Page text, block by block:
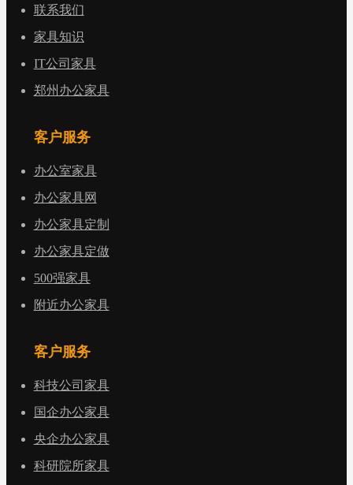
联系我们
家具知识
IT公司家具
郑州办公家具
客户服务
办公室家具
办公家具网
办公家具定制
办公家具定做
500强家具
附近办公家具
客户服务
科技公司家具
国企办公家具
央企办公家具
科研院所家具